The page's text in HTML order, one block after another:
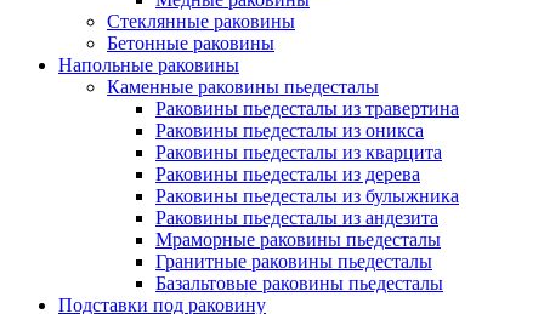
Стеклянные раковины
Бетонные раковины
Напольные раковины
Каменные раковины пьедесталы
Раковины пьедесталы из травертина
Раковины пьедесталы из оникса
Раковины пьедесталы из кварцита
Раковины пьедесталы из дерева
Раковины пьедесталы из булыжника
Раковины пьедесталы из андезита
Мраморные раковины пьедесталы
Гранитные раковины пьедесталы
Базальтовые раковины пьедесталы
Подставки под раковину